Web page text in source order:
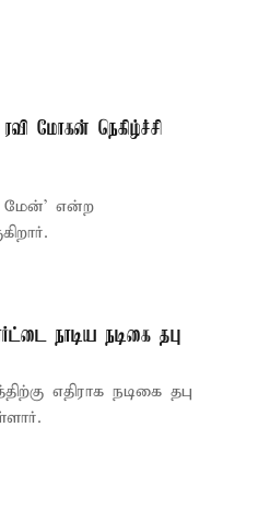
மோகன் நெகிழ்ச்சி
நாடிய நடிகை தபு
நடிகை தபு